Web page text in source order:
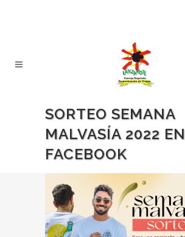
SORTEO SEMANA
MALVASÍA 2022 EN
FACEBOOK